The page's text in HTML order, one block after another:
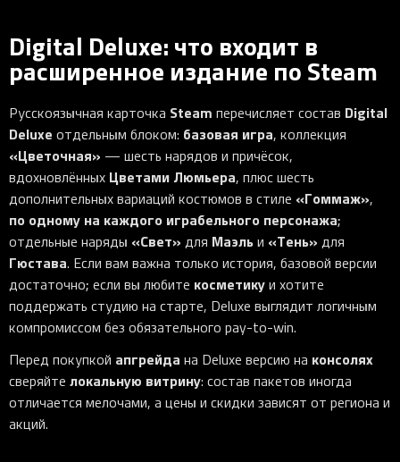
Digital Deluxe: что входит в
расширенное издание по Steam
Русскоязычная карточка Steam перечисляет состав Digital
Deluxe отдельным блоком: базовая игра, коллекция
«Цветочная» — шесть нарядов и причёсок,
вдохновлённых Цветами Люмьера, плюс шесть
дополнительных вариаций костюмов в стиле «Гоммаж»,
по одному на каждого играбельного персонажа;
отдельные наряды «Свет» для Маэльи «Тень» для
Гюстава. Если вам важна только история, базовой версии
достаточно; если вы любите косметикуи хотите
поддержать студию на старте, Deluxe выглядит логичным
компромиссом без обязательного pay-to-win.
Перед покупкой апгрейда на Deluxe версию на консолях
сверяйте локальную витрину: состав пакетов иногда
отличается мелочами, а цены и скидки зависят от региона и
акций.